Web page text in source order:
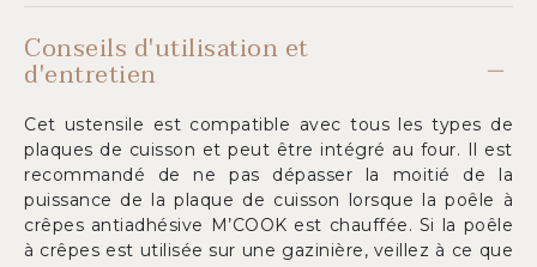
Conseils d'utilisation et
d'entretien
Cet ustensile est compatible avec tous les types de
plaques de cuisson et peut être intégré au four. Il est
recommandé de ne pas dépasser la moitié de la
puissance de la plaque de cuisson lorsque la poêle à
crêpes antiadhésive M’COOK est chauffée. Si la poêle
à crêpes est utilisée sur une gazinière, veillez à ce que